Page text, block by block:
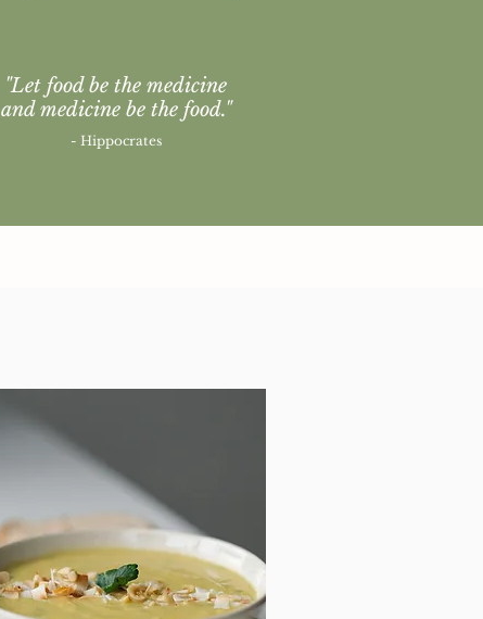
"Let food be the medicine
and medicine be the food."
- Hippocrates